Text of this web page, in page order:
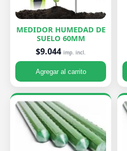
MEDIDOR HUMEDAD DE
SUELO 60MM
$9.044 imp. incl.
Agregar al carrito